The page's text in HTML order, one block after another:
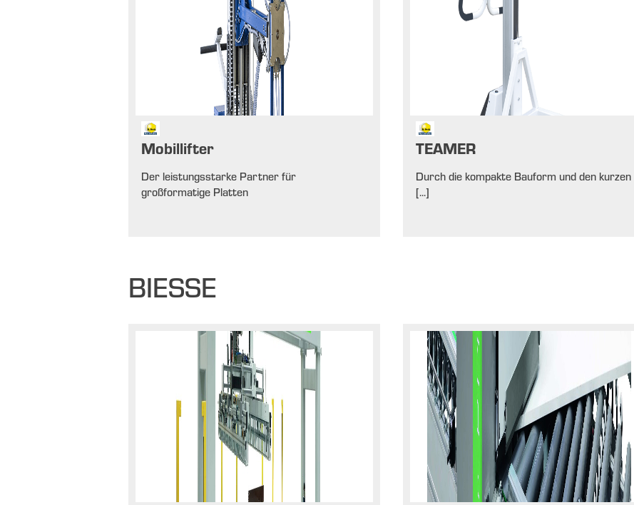
Mobillifter
Der leistungsstarke Partner für
großformatige Platten
TEAMER
Durch die kompakte Bauform und den kurzen
[...]
BIESSE